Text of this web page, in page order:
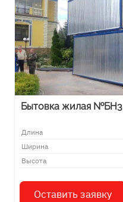
Бытовка жилая №БН3
Длина
Ширина
Высота
Оставить заявку